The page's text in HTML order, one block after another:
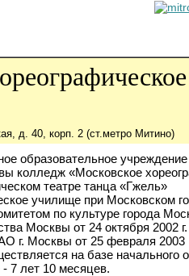
д. 40, корп. 2 (ст.метро Митино)
образовательное
колледж «Московское
театре танца «Гжель»
училище при Московском
по культуре города
Москвы от 24 октября 2002
Москвы от 25 февраля 2003
на базе начального
7 лет 10 месяцев.